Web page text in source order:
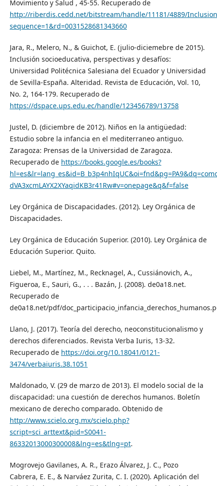
Movimiento y Salud , 45-55. Recuperado de
http://riberdis.cedd.net/bitstream/handle/11181/4889/
sequence=1&rd=0031528681343660
Jara, R., Melero, N., & Guichot, E. (julio-diciemebre de 2015).
Inclusión socioeducativa, perspectivas y desafíos:
Universidad Politécnica Salesiana del Ecuador y Universidad
de Sevilla-España. Alteridad. Revista de Educación, Vol. 10,
No. 2, 164-179. Recuperado de
https://dspace.ups.edu.ec/handle/123456789/13758
Justel, D. (diciembre de 2012). Niños en la antigüedad:
Estudio sobre la infancia en el mediterraneo antiguo.
Zaragoza: Prensas de la Universidad de Zaragoza.
Recuperado de https://books.google.es/books?
dVA3xcmLAYX2XYaqidKB3r41Rw#v=onepage&q&f=false
Ley Orgánica de Discapacidades. (2012). Ley Orgánica de
Discapacidades.
Ley Orgánica de Educación Superior. (2010). Ley Orgánica de
Educación Superior. Quito.
Liebel, M., Martínez, M., Recknagel, A., Cussiánovich, A.,
Figueroa, E., Sauri, G., . . . Bazán, J. (2008). de0a18.net.
Recuperado de
de0a18.net/pdf/
Llano, J. (2017). Teoría del derecho, neoconstitucionalismo y
derechos diferenciados. Revista Verba Iuris, 13-32.
Recuperado de https://doi.org/10.18041/0121-
3474/verbaiuris.38.1051
Maldonado, V. (29 de marzo de 2013). El modelo social de la
discapacidad: una cuestión de derechos humanos. Boletín
mexicano de derecho comparado. Obtenido de
http://www.scielo.org.mx/scielo.php?
script=sci_arttext&pid=S0041-
86332013000300008&lng=es&tlng=pt.
Mogrovejo Gavilanes, A. R., Erazo Álvarez, J. C., Pozo
Cabrera, E. E., & Narváez Zurita, C. I. (2020). Aplicación del